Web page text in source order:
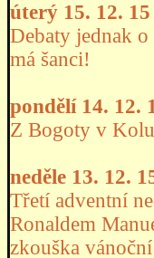
úterý 15. 12. 15
Debaty jednak
má šanci!
pondělí 14. 12.
Z Bogoty v
neděle 13. 12.
Třetí adventní
Ronaldem
zkouška